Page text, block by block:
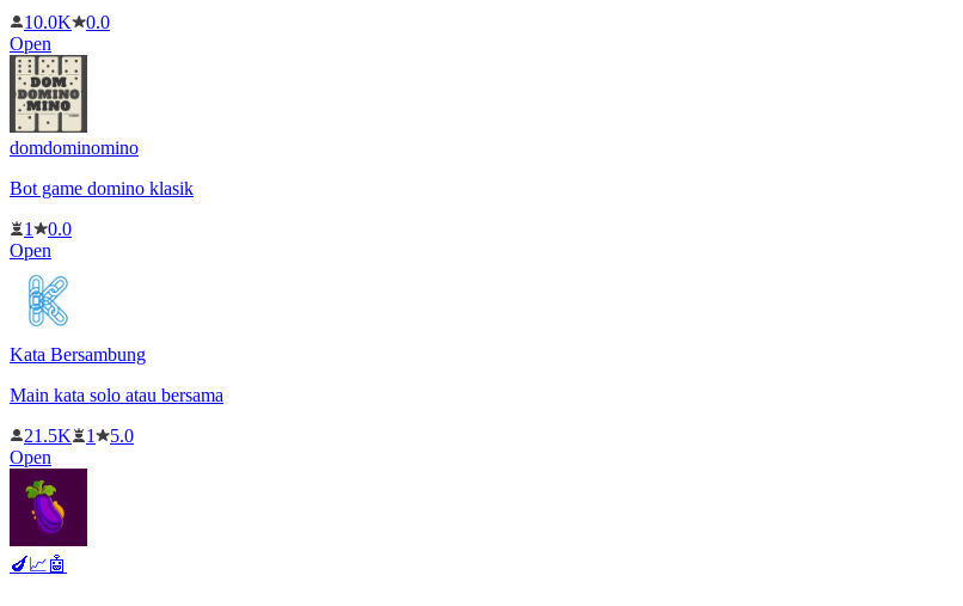
10.0K
0.0
Open
domdominomino
Bot game domino klasik
1
0.0
Open
Kata Bersambung
Main kata solo atau bersama
21.5K
1
5.0
Open
🍆📈🤖